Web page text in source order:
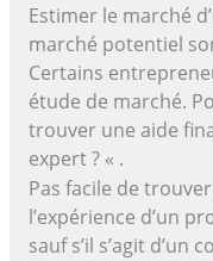
Estimer le marché
marché potentiel
Certains
étude de marché.
trouver une aide
expert ? « .
Pas facile de
l’expérience d’un
sauf s’il s’agit d’un